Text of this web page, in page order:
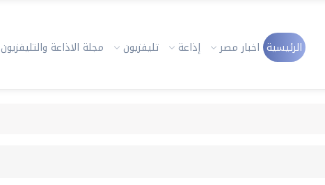
الرئيسية اخبار مصر إذاعة تليفزيون مجلة الاذاعة والتليفزيون